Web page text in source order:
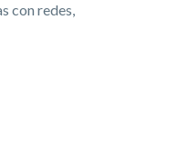
con redes,